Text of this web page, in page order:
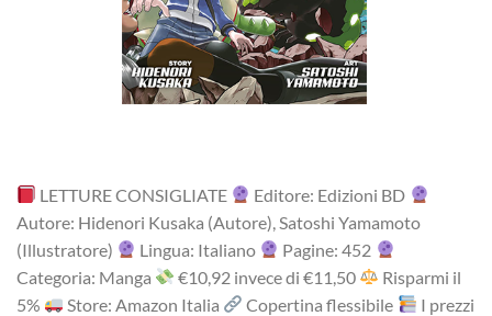
LETTURE CONSIGLIATE
Editore: Edizioni BD
Autore: Hidenori Kusaka (Autore), Satoshi Yamamoto
(Illustratore)
Lingua: Italiano
Pagine: 452
Categoria: Manga
‎€10,92 i‎nv‎ec‎e ‎di‎ €11,50
R‎is‎pa‎rm‎i ‎il‎
5%
Store: Amazon Italia Copertina flessibile
I prezzi